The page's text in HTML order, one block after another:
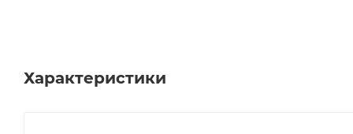
Характеристики